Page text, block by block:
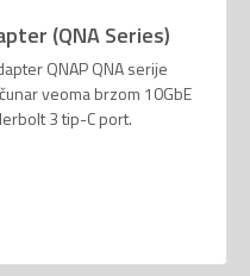
(QNA Series)
QNAP QNA serije
veoma brzom 10GbE
3 tip-C port.